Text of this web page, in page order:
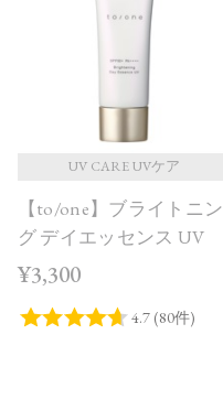
UV CARE UVケア
【to/one】ブライトニン
グ デイエッセンス UV
¥3,300